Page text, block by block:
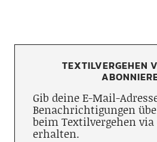
TEXTILVERGEHEN
Gib deine E-Mail-
Benachrichtigungen
beim Textilvergehen
erhalten.